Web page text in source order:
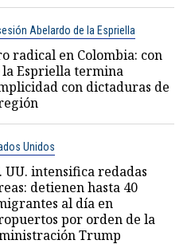
Abelardo de la Espriella
radical en Colombia: con
la Espriella termina
con dictaduras de
Unidos
UU. intensifica redadas
detienen hasta 40
al día en
por orden de la
Trump